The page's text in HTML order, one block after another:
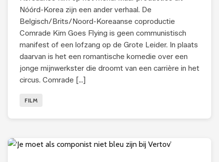
Nóórd-Korea zijn een ander verhaal. De
Belgisch/Brits/Noord-Koreaanse coproductie
Comrade Kim Goes Flying is geen communistisch
manifest of een lofzang op de Grote Leider. In plaats
daarvan is het een romantische komedie over een
jonge mijnwerkster die droomt van een carrière in het
circus. Comrade […]
FILM